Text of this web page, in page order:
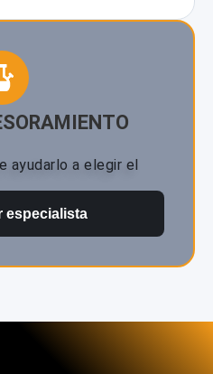
ayudarlo a elegir el
especialista